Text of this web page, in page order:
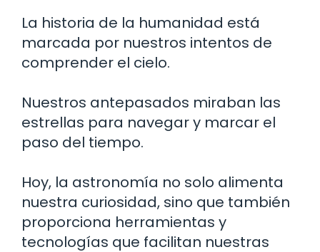
La historia de la humanidad está
marcada por nuestros intentos de
comprender el cielo.
Nuestros antepasados miraban las
estrellas para navegar y marcar el
paso del tiempo.
Hoy, la astronomía no solo alimenta
nuestra curiosidad, sino que también
proporciona herramientas y
tecnologías que facilitan nuestras